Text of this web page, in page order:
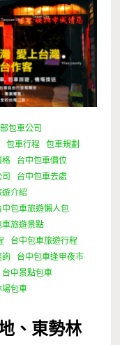
包車公司
包車行程
包車規劃
格
台中包車價位
台中包車去處
遊介紹
中包車旅遊懶人包
車旅遊景點
台中包車旅遊行程
詢
台中包車逢甲夜市
台中景點包車
場包車
、東勢林